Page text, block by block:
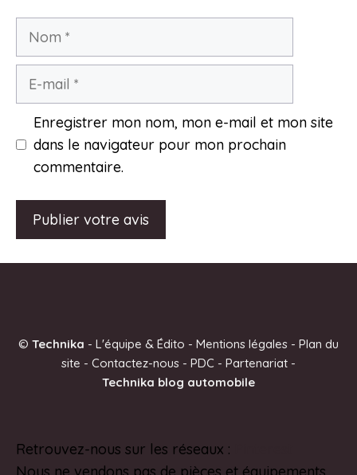
Nom
Enregistrer mon nom, mon e-mail et mon site
dans le navigateur pour mon prochain
commentaire.
r
v
© Technika - L'équipe & Édito - Mentions légales - Plan du
site - Contactez-nous - PDC - Partenariat -
Technika blog automobile
Retrouvez-nous sur les réseaux :
Nous ne vendons pas de pièces et équipements